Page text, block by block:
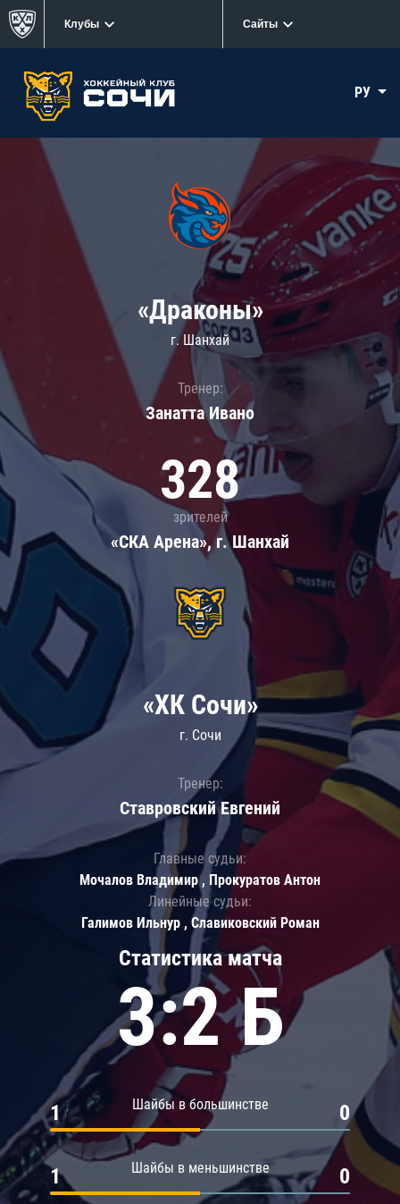
Клубы Сайты
РУ
«Драконы»
г. Шанхай
Тренер:
Занатта Иванo
328
зрителей
«СКА Арена», г. Шанхай
Статистика матча
3:2 Б
Шайбы в большинстве
1 0
Шайбы в меньшинстве
1 0
«ХК Сочи»
г. Сочи
Тренер:
Ставровский Евгений
Главные судьи:
Мочалов Владимир , Прокуратов Антон
Линейные судьи:
Галимов Ильнур , Славиковский Роман